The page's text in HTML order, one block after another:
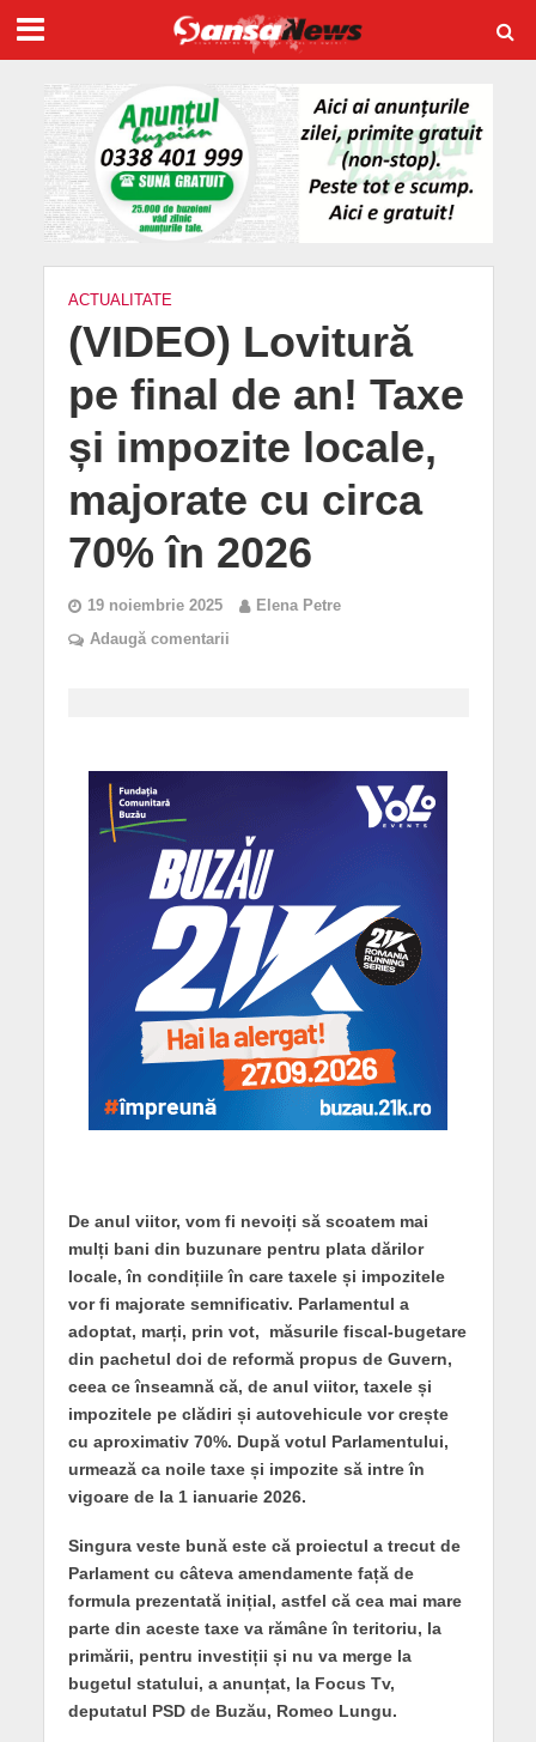
ACTUALITATE
(VIDEO) Lovitură
pe final de an! Taxe
și impozite locale,
majorate cu circa
70% în 2026
19 noiembrie 2025
Elena Petre
Adaugă comentarii
De anul viitor, vom fi nevoiți să scoatem mai
mulți bani din buzunare pentru plata dărilor
locale, în condițiile în care taxele și impozitele
vor fi majorate semnificativ. Parlamentul a
adoptat, marți, prin vot, măsurile fiscal-bugetare
din pachetul doi de reformă propus de Guvern,
ceea ce înseamnă că, de anul viitor, taxele și
impozitele pe clădiri și autovehicule vor crește
cu aproximativ 70%. După votul Parlamentului,
urmează ca noile taxe și impozite să intre în
vigoare de la 1 ianuarie 2026.
Singura veste bună este că proiectul a trecut de
Parlament cu câteva amendamente față de
formula prezentată inițial, astfel că cea mai mare
parte din aceste taxe va rămâne în teritoriu, la
primării, pentru investiții și nu va merge la
bugetul statului, a anunțat, la Focus Tv,
deputatul PSD de Buzău, Romeo Lungu.